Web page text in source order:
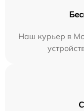
Наш курьер в